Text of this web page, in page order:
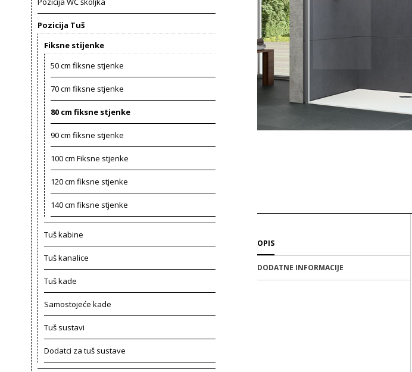
OPIS
DODATNE INFORMACIJE
Pozicija Tuš
Fiksne stijenke
50 cm fiksne stjenke
70 cm fiksne stjenke
80 cm fiksne stjenke
90 cm fiksne stjenke
100 cm Fiksne stjenke
120 cm fiksne stjenke
140 cm fiksne stjenke
Tuš kabine
Tuš kanalice
Tuš kade
Samostojeće kade
Tuš sustavi
Dodatci za tuš sustave